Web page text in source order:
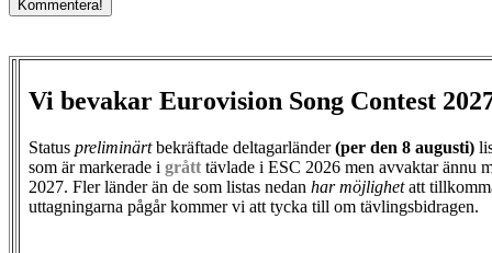
Vi bevakar Eurovision Song Contest
Status preliminärtbekräftade deltagarländer(per den 8 augusti)
som är markerade i grått tävlade i ESC 2026 men avvaktar ännu
2027. Fler länder än de som listas nedan har möjlighetatt
uttagningarna pågår kommer vi att tycka till om tävlingsbidragen.